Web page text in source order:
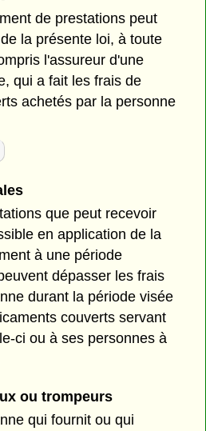
de prestations peut
la présente loi, à toute
l'assureur d'une
qui a fait les frais de
achetés par la personne
que peut recevoir
en application de la
à une période
dépasser les frais
durant la période visée
couverts servant
ci ou à ses personnes à
ou trompeurs
qui fournit ou qui